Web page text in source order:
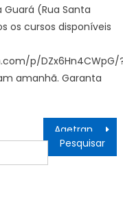
Guará (Rua Santa
os cursos disponíveis
p/DZx6Hn4CWpG/
amanhã. Garanta